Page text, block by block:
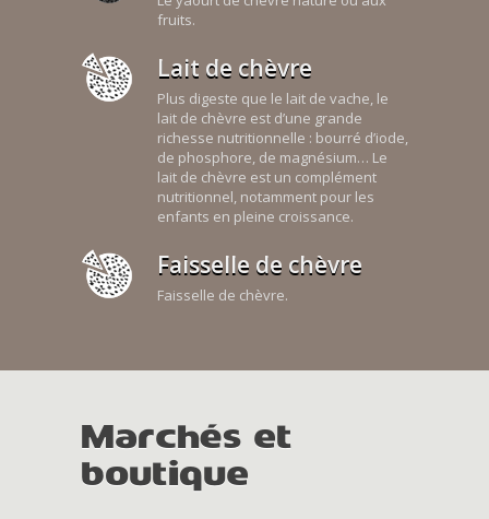
fruits.
Lait de chèvre
Plus digeste que le lait de vache, le
lait de chèvre est d’une grande
richesse nutritionnelle : bourré d’iode,
de phosphore, de magnésium… Le
lait de chèvre est un complément
nutritionnel, notamment pour les
enfants en pleine croissance.
Faisselle de chèvre
Faisselle de chèvre.
Marchés et
boutique